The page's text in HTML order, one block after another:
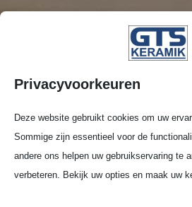
GTS
Made in
Tech­nisch
Privacyvoorkeuren
Deze website gebruikt cookies om uw
Sommige zijn essentieel voor de
andere ons helpen uw gebruikservaring te
verbeteren. Bekijk uw opties en maak uw